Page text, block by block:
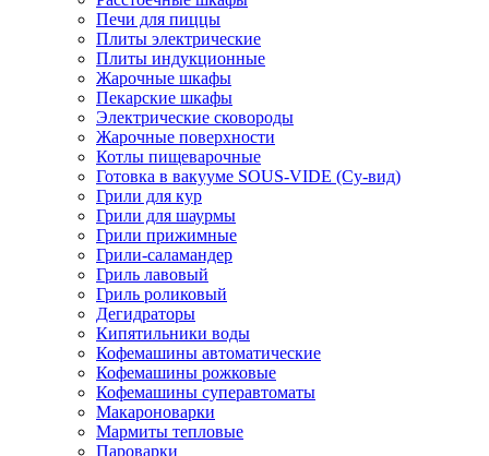
Печи для пиццы
Плиты электрические
Плиты индукционные
Жарочные шкафы
Пекарские шкафы
Электрические сковороды
Жарочные поверхности
Котлы пищеварочные
Готовка в вакууме SOUS-VIDE (Су-вид)
Грили для кур
Грили для шаурмы
Грили прижимные
Грили-саламандер
Гриль лавовый
Гриль роликовый
Дегидраторы
Кипятильники воды
Кофемашины автоматические
Кофемашины рожковые
Кофемашины суперавтоматы
Макароноварки
Мармиты тепловые
Пароварки